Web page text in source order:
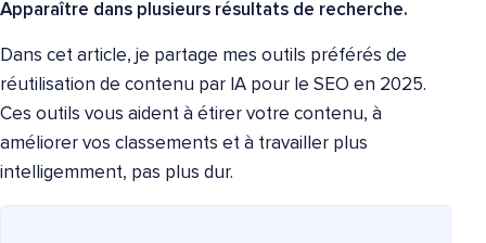
Apparaître dans plusieurs résultats de recherche.
Dans cet article, je partage mes outils préférés de
réutilisation de contenu par IA pour le SEO en 2025.
Ces outils vous aident à étirer votre contenu, à
améliorer vos classements et à travailler plus
intelligemment, pas plus dur.